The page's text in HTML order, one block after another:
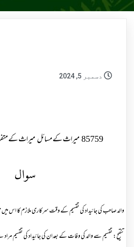
دسمبر 5, 2024
85759میراث کے مسائلمیراث کے
سوال
والد صاحب کی جائیداد کی تقسیم کے وقت سرکاری ملازم کا اس میں
تنقیح: تقسیم سے والد کی وفات کے بعدان کی جائیداد کی تقسیم